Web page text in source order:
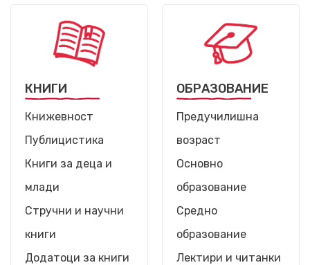
КНИГИ
Книжевност
Публицистика
Книги за деца и
млади
Стручни и научни
книги
Додатоци за книги
ОБРАЗОВАНИЕ
Предучилишна
возраст
Основно
образование
Средно
образование
Лектири и читанки